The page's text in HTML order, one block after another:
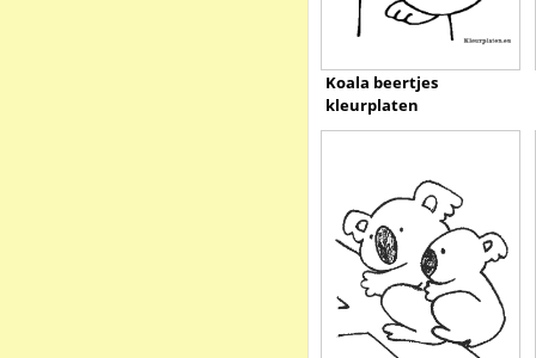
Koala beertjes
kleurplaten